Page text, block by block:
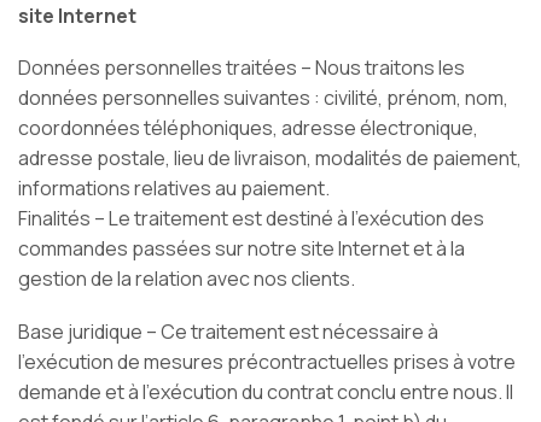
site Internet
Données personnelles traitées – Nous traitons les
données personnelles suivantes : civilité, prénom, nom,
coordonnées téléphoniques, adresse électronique,
adresse postale, lieu de livraison, modalités de paiement,
informations relatives au paiement.
Finalités – Le traitement est destiné à l’exécution des
commandes passées sur notre site Internet et à la
gestion de la relation avec nos clients.
Base juridique – Ce traitement est nécessaire à
l’exécution de mesures précontractuelles prises à votre
demande et à l’exécution du contrat conclu entre nous. Il